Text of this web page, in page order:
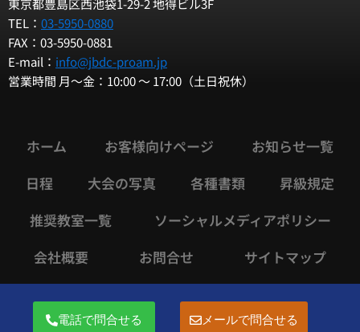
東京都豊島区西池袋1-29-2 地得ビル3F
TEL： 03-5950-0880
FAX：03-5950-0881
E-mail： info@jbdc-proam.jp
営業時間 月～金：10:00 ～ 17:00（土日祝休）
ホーム お客様向けページ
お知らせ一覧
日程
大会の写真 各種書類
昇級規定
推奨教室一覧
ソーシャルメディアポリシー
会社概要
お問合せ サイトマップ
電話で問合せる メールで問合せる